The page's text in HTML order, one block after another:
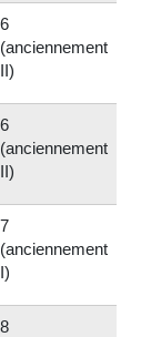
6
(anciennement
II)
6
(anciennement
II)
7
(anciennement
I)
8